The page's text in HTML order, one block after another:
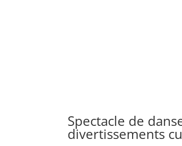
Spectacle de
divertissements